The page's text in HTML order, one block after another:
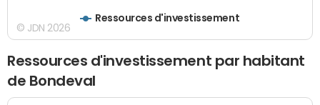
Ressources d'investissement
© JDN 2026
Ressources d'investissement par habitant
de Bondeval